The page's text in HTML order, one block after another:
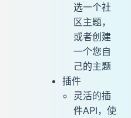
选一个社
区主题，
或者创建
一个您自
己的主题
插件
灵活的插
件API，使